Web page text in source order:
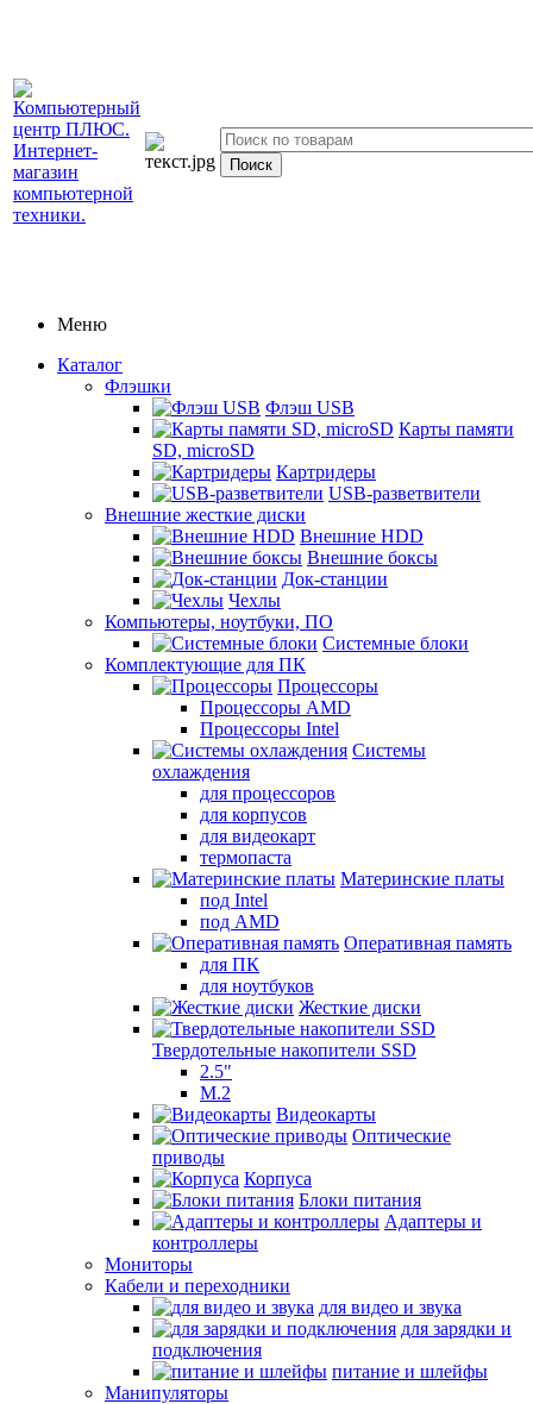
Меню
Каталог
Флэшки
Флэш USB
Карты памяти
SD, microSD
Картридеры
USB-разветвители
Внешние жесткие диски
Внешние HDD
Внешние боксы
Док-станции
Чехлы
Компьютеры, ноутбуки, ПО
Системные блоки
Комплектующие для ПК
Процессоры
Процессоры AMD
Процессоры Intel
Системы
охлаждения
для процессоров
для корпусов
для видеокарт
термопаста
Материнские платы
под Intel
под AMD
Оперативная память
для ПК
для ноутбуков
Жесткие диски
Твердотельные накопители SSD
2.5"
M.2
Видеокарты
Оптические
приводы
Корпуса
Блоки питания
Адаптеры и
контроллеры
Мониторы
Кабели и переходники
для видео и звука
для зарядки и
подключения
питание и шлейфы
Манипуляторы